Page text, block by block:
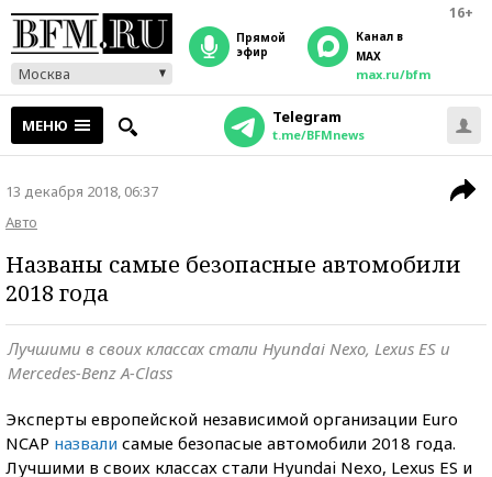
16+
Москва
прямой
эфир
Канал в
MAX
max.ru/bfm
МЕНЮ Telegram
t.me/BFMnews
13 декабря 2018, 06:37
Авто
Названы самые безопасные автомобили
2018 года
Лучшими в своих классах стали Hyundai Nexo, Lexus ES и
Mercedes-Benz A-Class
Эксперты европейской независимой организации Euro
NCAP назвали самые безопасые автомобили 2018 года.
Лучшими в своих классах стали Hyundai Nexo, Lexus ES и